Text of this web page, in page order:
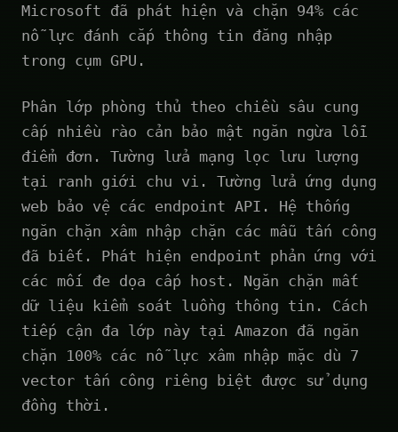
Microsoft đã phát hiện và chặn 94% các
nỗ lực đánh cắp thông tin đăng nhập
trong cụm GPU.
Phân lớp phòng thủ theo chiều sâu cung
cấp nhiều rào cản bảo mật ngăn ngừa lỗi
điểm đơn. Tường lửa mạng lọc lưu lượng
tại ranh giới chu vi. Tường lửa ứng dụng
web bảo vệ các endpoint API. Hệ thống
ngăn chặn xâm nhập chặn các mẫu tấn công
đã biết. Phát hiện endpoint phản ứng với
các mối đe dọa cấp host. Ngăn chặn mất
dữ liệu kiểm soát luồng thông tin. Cách
tiếp cận đa lớp này tại Amazon đã ngăn
chặn 100% các nỗ lực xâm nhập mặc dù 7
vector tấn công riêng biệt được sử dụng
đồng thời.